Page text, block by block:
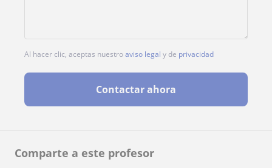
Comparte a este profesor
Al hacer clic, aceptas nuestroaviso legal y de privacidad
Contactar ahora